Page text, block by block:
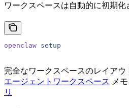
ワークスペースは自動的に初期化
openclaw setup
完全なワークスペースのレイアウ
エージェントワークスペース メ
リ